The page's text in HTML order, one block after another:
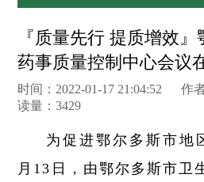
『质量先行 提质增效
药事质量控制中心会议
时间：2022-01-17 21:04:52
读量：3429
为促进鄂尔多斯市地
月13日，由鄂尔多斯市卫